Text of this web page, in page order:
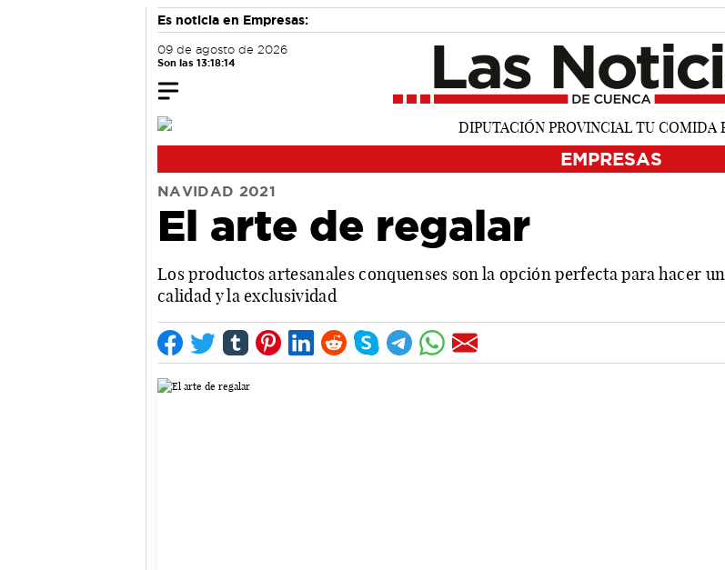
Es noticia en Empresas:
09 de agosto de 2026
Son las 13:18:15
EMPRESAS
NAVIDAD 2021
El arte de regalar
Los productos artesanales conquenses son la opción perfecta para hacer
calidad y la exclusividad